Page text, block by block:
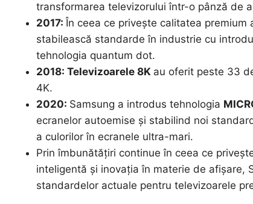
transformarea televizorului într-o pânză de
2017: În ceea ce privește calitatea premium
stabilească standarde în industrie cu
tehnologia quantum dot.
2018: Televizoarele 8K au oferit peste 33
4K.
2020: Samsung a introdus tehnologia
ecranelor autoemise și stabilind noi
a culorilor în ecranele ultra-mari.
Prin îmbunătățiri continue în ceea ce
inteligentă și inovația în materie de afișare,
standardelor actuale pentru televizoarele